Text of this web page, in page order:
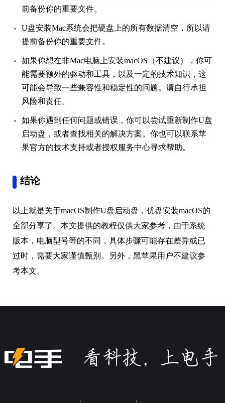
前备份你的重要文件。
U盘安装Mac系统会把硬盘上的所有数据清空，所以请
提前备份你的重要文件。
如果你想在非Mac电脑上安装macOS（不建议），你可
能需要额外的驱动和工具，以及一定的技术知识，这
可能会导致一些兼容性和稳定性的问题。请自行承担
风险和责任。
如果你遇到任何问题或错误，你可以尝试重新制作U盘
启动盘，或者查找相关的解决方案。你也可以联系苹
果官方的技术支持或者授权服务中心寻求帮助。
结论
以上就是关于macOS制作U盘启动盘，优盘安装macOS的
全部分享了。本文提供的教程仅供大家参考，由于系统
版本，电脑型号等的不同，具体步骤可能存在差异或已
过时，需要大家谨慎甄别。另外，黑苹果用户不建议参
考本文。